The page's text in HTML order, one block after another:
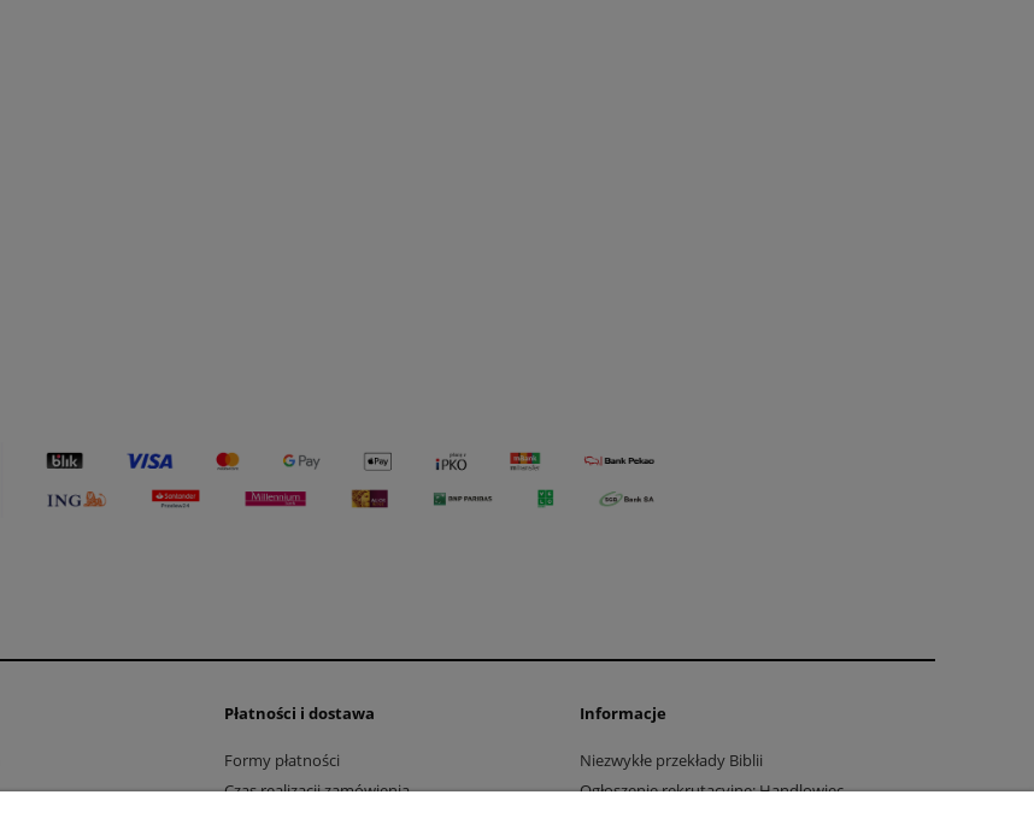
Płatności i dostawa
Formy płatności
Czas realizacji zamówienia
Informacje
Niezwykłe przekłady Biblii
Ogłoszenie rekrutacyjne: Handlowiec